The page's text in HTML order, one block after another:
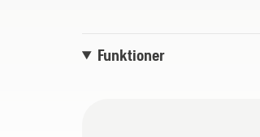
Funktioner